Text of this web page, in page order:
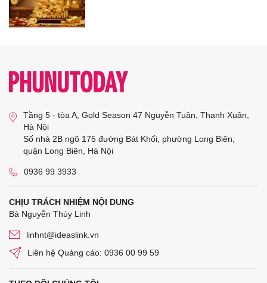
Tầng 5 - tòa A, Gold Season 47 Nguyễn Tuân, Thanh Xuân,
Hà Nội
Số nhà 2B ngõ 175 đường Bát Khối, phường Long Biên,
quận Long Biên, Hà Nội
0936 99 3933
CHỊU TRÁCH NHIỆM NỘI DUNG
Bà Nguyễn Thùy Linh
linhnt@ideaslink.vn
Liên hệ Quảng cáo: 0936 00 99 59